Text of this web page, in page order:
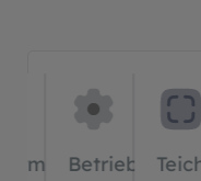
Betriebsart